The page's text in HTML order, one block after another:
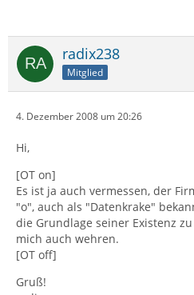
radix238
Mitglied
4. Dezember 2008 um 20:26
Hi,
[OT on]
Es ist ja auch vermessen, der
"o", auch als "Datenkrake"
die Grundlage seiner Existenz
mich auch wehren.
[OT off]
Gruß!